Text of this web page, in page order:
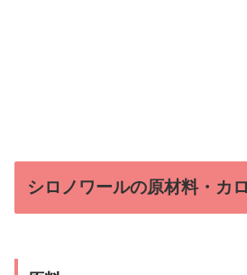
シロノワールの原材料・カ